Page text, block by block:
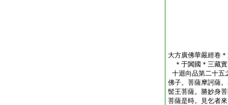
大方廣佛華嚴經卷
＊于闐國＊三藏
十迴向品第二十五
佛子。菩薩摩訶薩
髻王菩薩。勝妙身
菩薩是時。見乞者